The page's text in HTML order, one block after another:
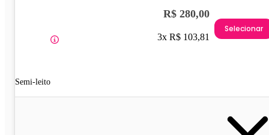
Semi-leito
R$ 280,00
3x R$ 103,81
Selecionar